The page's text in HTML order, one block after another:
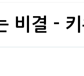
비결 -